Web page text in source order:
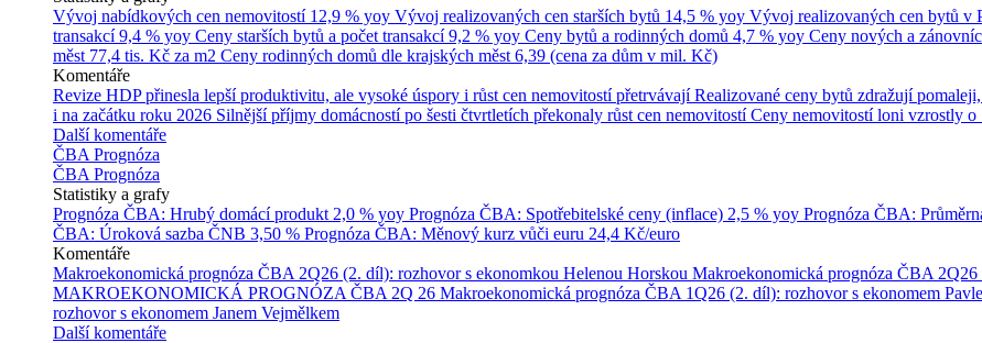
Vývoj nabídkových cen nemovitostí 12,9 % yoy Vývoj realizovaných cen starších bytů 14,5 % yoy Vývoj realizovaných cen bytů v
transakcí 9,4 % yoy Ceny starších bytů a počet transakcí 9,2 % yoy Ceny bytů a rodinných domů 4,7 % yoy Ceny nových a
měst 77,4 tis. Kč za m2 Ceny rodinných domů dle krajských měst 6,39 (cena za dům v mil. Kč)
Komentáře
Revize HDP přinesla lepší produktivitu, ale vysoké úspory i růst cen nemovitostí přetrvávají Realizované ceny bytů zdražují
i na začátku roku 2026 Silnější příjmy domácností po šesti čtvrtletích překonaly růst cen nemovitostí Ceny nemovitostí loni vzrostly o
Další komentáře
ČBA Prognóza
ČBA Prognóza
Statistiky a grafy
Prognóza ČBA: Hrubý domácí produkt 2,0 % yoy Prognóza ČBA: Spotřebitelské ceny (inflace) 2,5 % yoy Prognóza ČBA:
ČBA: Úroková sazba ČNB 3,50 % Prognóza ČBA: Měnový kurz vůči euru 24,4 Kč/euro
Komentáře
Makroekonomická prognóza ČBA 2Q26 (2. díl): rozhovor s ekonomkou Helenou Horskou Makroekonomická prognóza ČBA
MAKROEKONOMICKÁ PROGNÓZA ČBA 2Q 26 Makroekonomická prognóza ČBA 1Q26 (2. díl): rozhovor s ekonomem
rozhovor s ekonomem Janem Vejmělkem
Další komentáře